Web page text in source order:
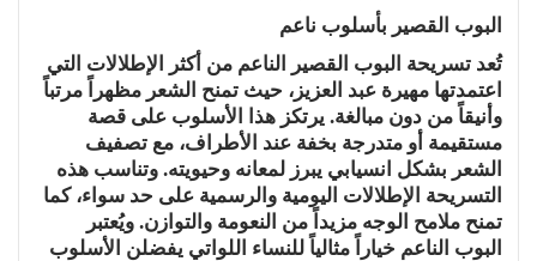
البوب القصير بأسلوب ناعم
تُعد تسريحة البوب القصير الناعم من أكثر الإطلالات التي
اعتمدتها مهيرة عبد العزيز، حيث تمنح الشعر مظهراً مرتباً
وأنيقاً من دون مبالغة. يرتكز هذا الأسلوب على قصة
مستقيمة أو متدرجة بخفة عند الأطراف، مع تصفيف
الشعر بشكل انسيابي يبرز لمعانه وحيويته. وتناسب هذه
التسريحة الإطلالات اليومية والرسمية على حد سواء، كما
تمنح ملامح الوجه مزيداً من النعومة والتوازن. ويُعتبر
البوب الناعم خياراً مثالياً للنساء اللواتي يفضلن الأسلوب